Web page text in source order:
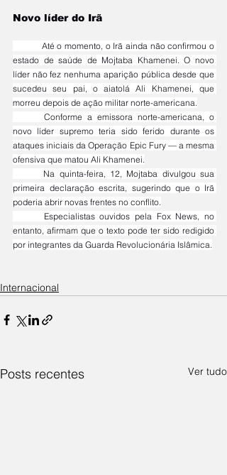
Novo líder do Irã
estado de saúde de Mojtaba Khamenei. O novo
líder não fez nenhuma aparição pública desde que
sucedeu seu pai, o aiatolá Ali Khamenei, que
morreu depois de ação militar norte-americana.
novo líder supremo teria sido ferido durante os
ataques iniciais da Operação Epic Fury — a mesma
ofensiva que matou Ali Khamenei.
primeira declaração escrita, sugerindo que o Irã
poderia abrir novas frentes no conflito.
entanto, afirmam que o texto pode ter sido redigido
por integrantes da Guarda Revolucionária Islâmica.
Internacional
Posts recentes Ver tudo